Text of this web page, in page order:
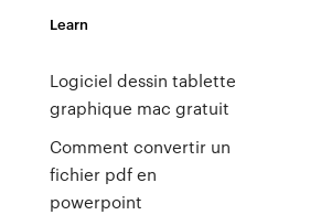
Learn
Logiciel dessin tablette
graphique mac gratuit
Comment convertir un
fichier pdf en
powerpoint